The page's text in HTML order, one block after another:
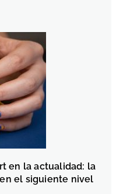
en la actualidad: la
el siguiente nivel